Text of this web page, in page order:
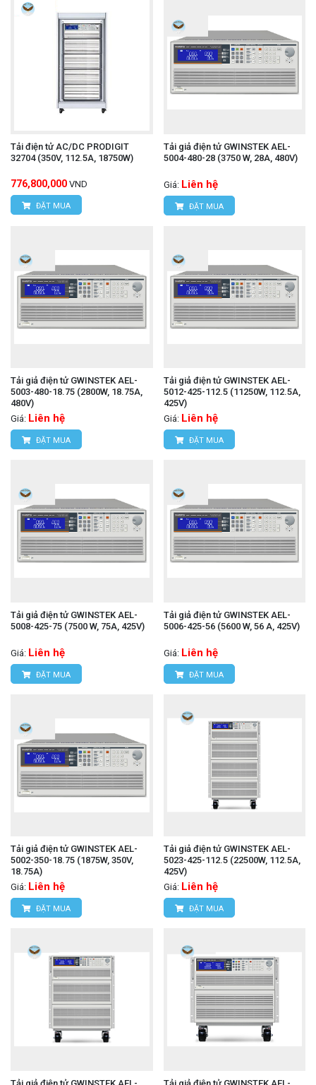
Tải điện tử AC/DC PRODIGIT
32704 (350V, 112.5A, 18750W)
776,800,000 VND
ĐẶT MUA
Tải giả điện tử GWINSTEK AEL-
5004-480-28 (3750 W, 28A, 480V)
Giá: Liên hệ
ĐẶT MUA
Tải giả điện tử GWINSTEK AEL-
5003-480-18.75 (2800W, 18.75A,
480V)
Giá: Liên hệ
ĐẶT MUA
Tải giả điện tử GWINSTEK AEL-
5012-425-112.5 (11250W, 112.5A,
425V)
Giá: Liên hệ
ĐẶT MUA
Tải giả điện tử GWINSTEK AEL-
5008-425-75 (7500 W, 75A, 425V)
Giá: Liên hệ
ĐẶT MUA
Tải giả điện tử GWINSTEK AEL-
5006-425-56 (5600 W, 56 A, 425V)
Giá: Liên hệ
ĐẶT MUA
Tải giả điện tử GWINSTEK AEL-
5002-350-18.75 (1875W, 350V,
18.75A)
Giá: Liên hệ
ĐẶT MUA
Tải giả điện tử GWINSTEK AEL-
5023-425-112.5 (22500W, 112.5A,
425V)
Giá: Liên hệ
ĐẶT MUA